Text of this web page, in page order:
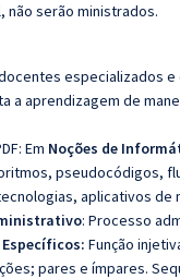
não serão ministrados.
especializados
a aprendizagem de
Em Noções de
pseudocódigos,
aplicativos
: Processo
Função
pares e ímpares.